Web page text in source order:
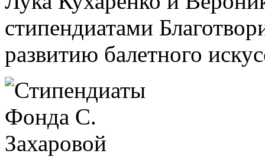
стипендиатами
развитию балетного